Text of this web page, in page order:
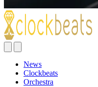
News
Clockbeats
Orchestra